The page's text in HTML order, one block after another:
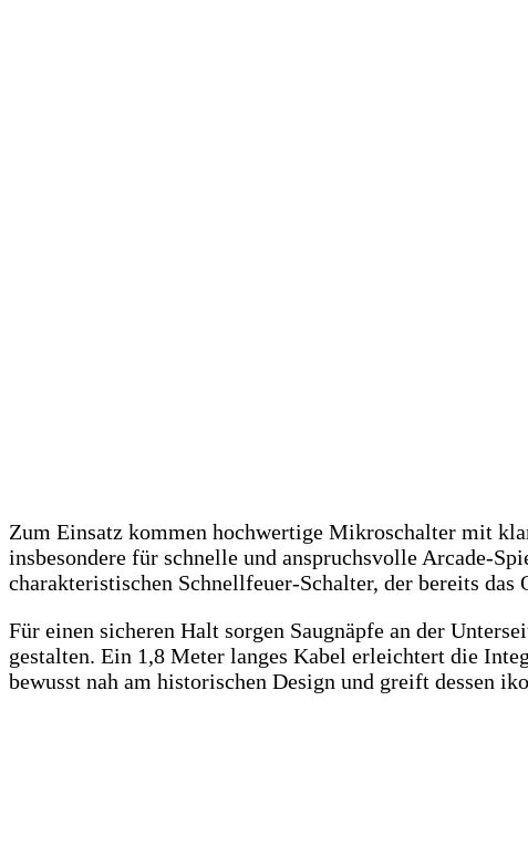
Zum Einsatz kommen hochwertige Mikroschalter mit
insbesondere für schnelle und anspruchsvolle Arcade-
charakteristischen Schnellfeuer-Schalter, der bereits
Für einen sicheren Halt sorgen Saugnäpfe an der
gestalten. Ein 1,8 Meter langes Kabel erleichtert die
bewusst nah am historischen Design und greift dessen